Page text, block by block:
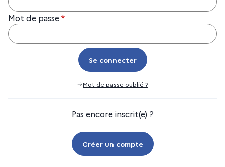
Mot de passe *
Se connecter
Se connecter
Mot de passe oublié ?
Pas encore inscrit(e) ?
Créer un compte